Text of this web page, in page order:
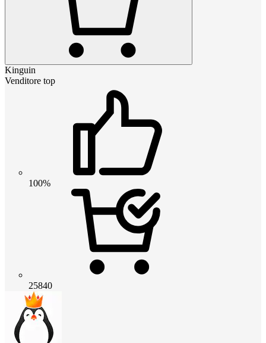
Kinguin
Venditore top
100%
25840